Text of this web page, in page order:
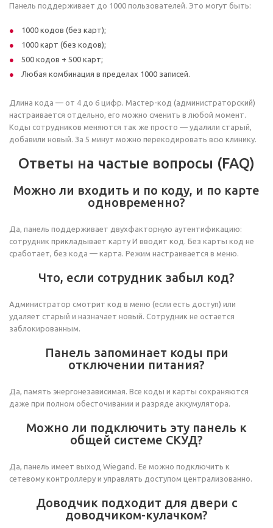
Панель поддерживает до 1000 пользователей. Это могут быть:
1000 кодов (без карт);
1000 карт (без кодов);
500 кодов + 500 карт;
Любая комбинация в пределах 1000 записей.
Длина кода — от 4 до 6 цифр. Мастер-код (администраторский)
настраивается отдельно, его можно сменить в любой момент.
Коды сотрудников меняются так же просто — удалили старый,
добавили новый. За 5 минут можно перекодировать всю клинику.
Ответы на частые вопросы (FAQ)
Можно ли входить и по коду, и по карте
одновременно?
Да, панель поддерживает двухфакторную аутентификацию:
сотрудник прикладывает карту И вводит код. Без карты код не
сработает, без кода — карта. Режим настраивается в меню.
Что, если сотрудник забыл код?
Администратор смотрит код в меню (если есть доступ) или
удаляет старый и назначает новый. Сотрудник не остается
заблокированным.
Панель запоминает коды при
отключении питания?
Да, память энергонезависимая. Все коды и карты сохраняются
даже при полном обесточивании и разряде аккумулятора.
Можно ли подключить эту панель к
общей системе СКУД?
Да, панель имеет выход Wiegand. Ее можно подключить к
сетевому контроллеру и управлять доступом централизованно.
Доводчик подходит для двери с
доводчиком-кулачком?